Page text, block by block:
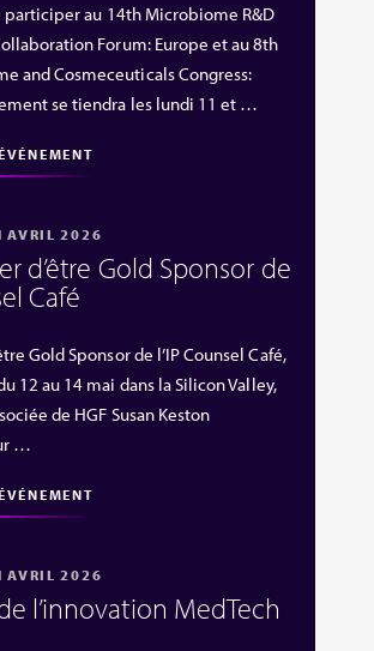
participer au 14th Microbiome R&D
Forum: Europe et au 8th
and Cosmeceuticals Congress:
se tiendra les lundi 11 et …
AVRIL 2026
d’être Gold Sponsor de
Café
Gold Sponsor de l’IP Counsel Café,
12 au 14 mai dans la Silicon Valley,
de HGF Susan Keston
…
AVRIL 2026
l’innovation MedTech